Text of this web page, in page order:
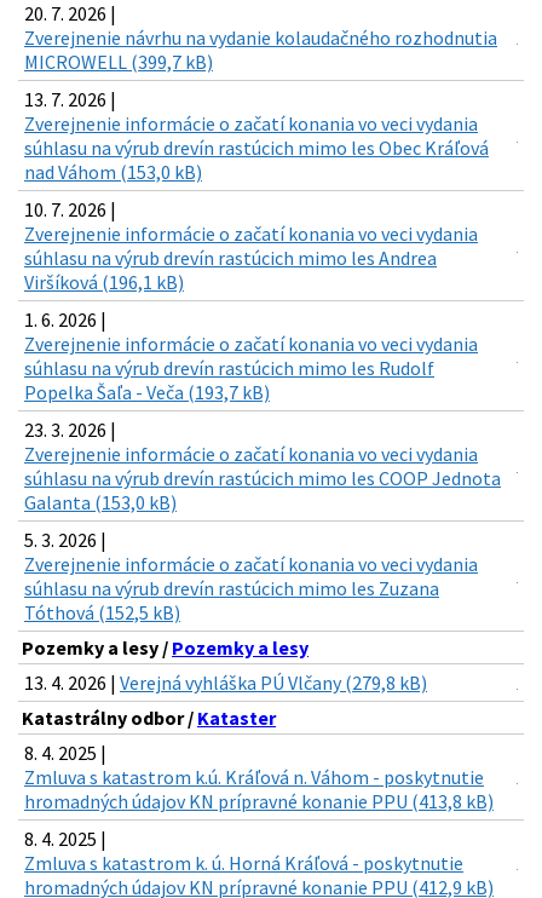
20. 7. 2026 |
Zverejnenie návrhu na vydanie kolaudačného rozhodnutia
MICROWELL (399,7 kB)
13. 7. 2026 |
Zverejnenie informácie o začatí konania vo veci vydania
súhlasu na výrub drevín rastúcich mimo les Obec Kráľová
nad Váhom (153,0 kB)
10. 7. 2026 |
Zverejnenie informácie o začatí konania vo veci vydania
súhlasu na výrub drevín rastúcich mimo les Andrea
Viršíková (196,1 kB)
1. 6. 2026 |
Zverejnenie informácie o začatí konania vo veci vydania
súhlasu na výrub drevín rastúcich mimo les Rudolf
Popelka Šaľa - Veča (193,7 kB)
23. 3. 2026 |
Zverejnenie informácie o začatí konania vo veci vydania
súhlasu na výrub drevín rastúcich mimo les COOP Jednota
Galanta (153,0 kB)
5. 3. 2026 |
Zverejnenie informácie o začatí konania vo veci vydania
súhlasu na výrub drevín rastúcich mimo les Zuzana
Tóthová (152,5 kB)
Pozemky a lesy / Pozemky a lesy
13. 4. 2026 | Verejná vyhláška PÚ Vlčany (279,8 kB)
Katastrálny odbor / Kataster
8. 4. 2025 |
Zmluva s katastrom k.ú. Kráľová n. Váhom - poskytnutie
hromadných údajov KN prípravné konanie PPU (413,8 kB)
8. 4. 2025 |
Zmluva s katastrom k. ú. Horná Kráľová - poskytnutie
hromadných údajov KN prípravné konanie PPU (412,9 kB)